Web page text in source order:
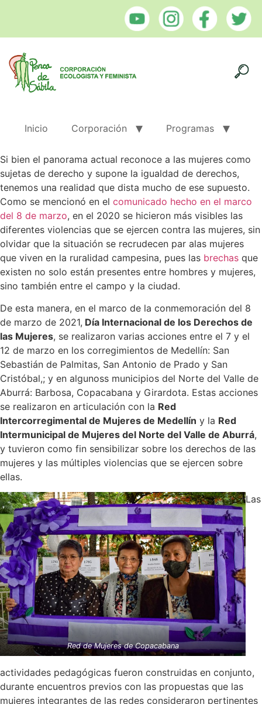
Inicio Corporación Programas
Si bien el panorama actual reconoce a las mujeres como
sujetas de derecho y supone la igualdad de derechos,
tenemos una realidad que dista mucho de ese supuesto.
Como se mencionó en el comunicado hecho en el marco
del 8 de marzo, en el 2020 se hicieron más visibles las
diferentes violencias que se ejercen contra las mujeres, sin
olvidar que la situación se recrudecen par alas mujeres
que viven en la ruralidad campesina, pues las brechas que
existen no solo están presentes entre hombres y mujeres,
sino también entre el campo y la ciudad.
De esta manera, en el marco de la conmemoración del 8
de marzo de 2021, Día Internacional de los Derechos de
las Mujeres, se realizaron varias acciones entre el 7 y el
12 de marzo en los corregimientos de Medellín: San
Sebastián de Palmitas, San Antonio de Prado y San
Cristóbal,; y en algunoss municipios del Norte del Valle de
Aburrá: Barbosa, Copacabana y Girardota. Estas acciones
se realizaron en articulación con la Red
Intercorregimental de Mujeres de Medellín y la Red
Intermunicipal de Mujeres del Norte del Valle de Aburrá,
y tuvieron como fin sensibilizar sobre los derechos de las
mujeres y las múltiples violencias que se ejercen sobre
ellas.
Red de Mujeres de Copacabana
Las
actividades pedagógicas fueron construidas en conjunto,
durante encuentros previos con las propuestas que las
mujeres integrantes de las redes consideraron pertinentes